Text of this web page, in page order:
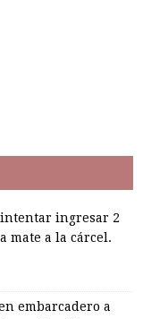
ingresar 2
mate a la cárcel.
embarcadero a